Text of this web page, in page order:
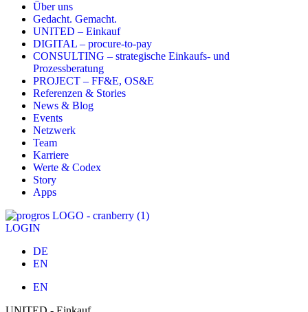
Über uns
Gedacht. Gemacht.
UNITED – Einkauf
DIGITAL – procure-to-pay
CONSULTING – strategische Einkaufs- und
Prozessberatung
PROJECT – FF&E, OS&E
Referenzen & Stories
News & Blog
Events
Netzwerk
Team
Karriere
Werte & Codex
Story
Apps
LOGIN
DE
EN
EN